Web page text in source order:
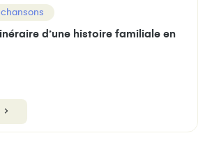
d’une histoire familiale en